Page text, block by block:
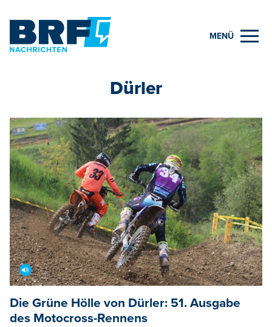
MENÜ
Dürler
Die Grüne Hölle von Dürler: 51. Ausgabe
des Motocross-Rennens